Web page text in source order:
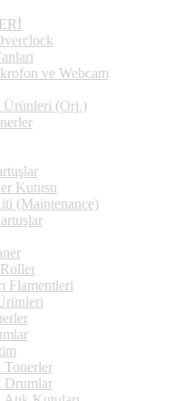
ve Webcam
Ürünleri (Orj.)
Kutusu
(Maintenance)
Flamentleri
Tonerler
Drumlar